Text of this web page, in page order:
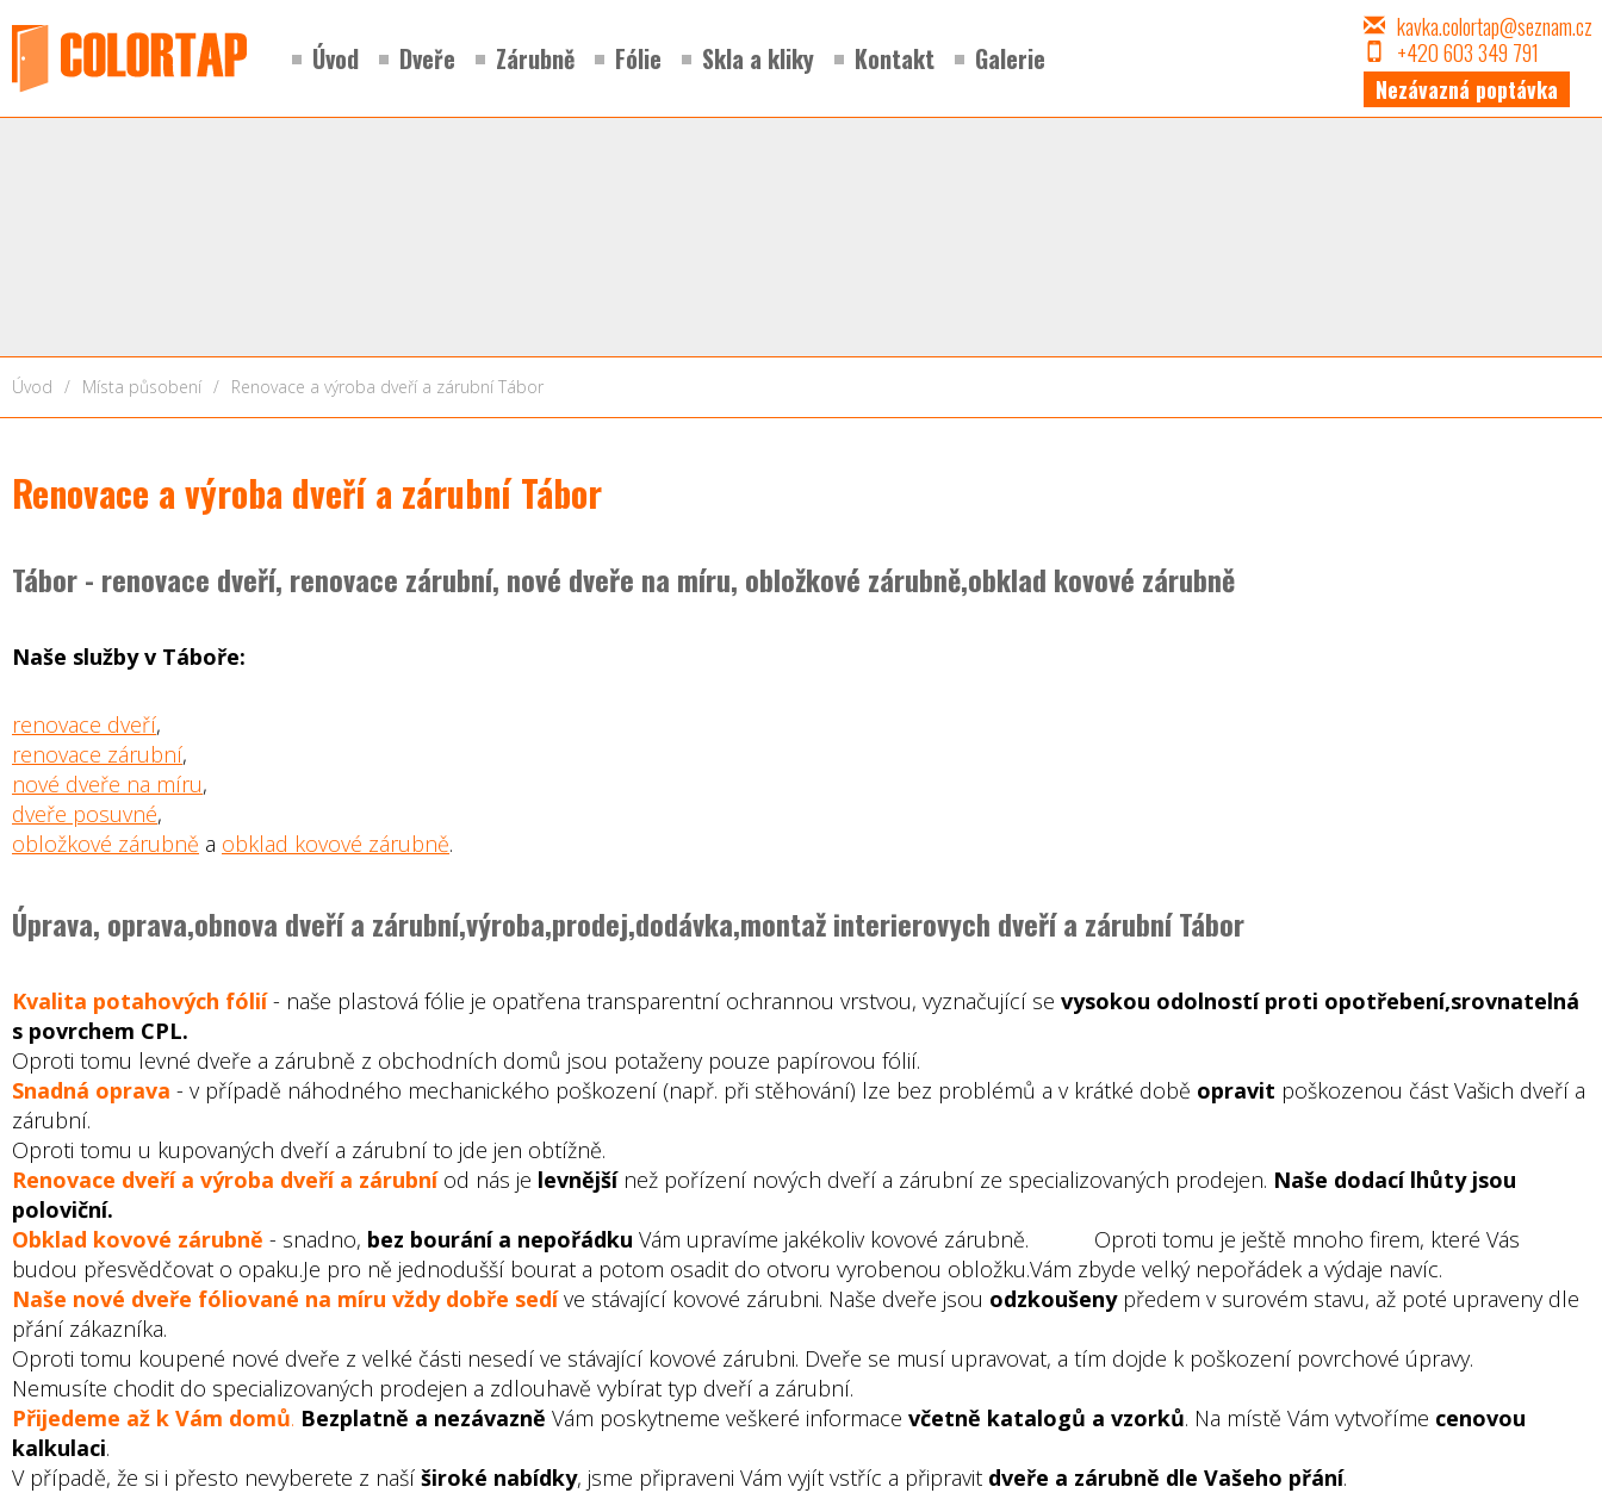
Úvod Dveře Zárubně Fólie Skla a kliky Kontakt Galerie
kavka.colortap@seznam.cz
+420 603 349 791
Nezávazná poptávka
Úvod / Místa působení / Renovace a výroba dveří a zárubní Tábor
Renovace a výroba dveří a zárubní Tábor
Tábor - renovace dveří, renovace zárubní, nové dveře na míru, obložkové zárubně,obklad kovové zárubně
Naše služby v Táboře:
renovace dveří,
renovace zárubní,
nové dveře na míru,
dveře posuvné,
obložkové zárubně a obklad kovové zárubně.
Úprava, oprava,obnova dveří a zárubní,výroba,prodej,dodávka,montaž interierovych dveří a zárubní Tábor
Kvalita potahových fólií - naše plastová fólie je opatřena transparentní ochrannou vrstvou, vyznačující se vysokou odolností proti opotřebení,srovnatelná
s povrchem CPL.
Oproti tomu levné dveře a zárubně z obchodních domů jsou potaženy pouze papírovou fólií.
Snadná oprava - v případě náhodného mechanického poškození (např. při stěhování) lze bez problémů a v krátké době opravit poškozenou část Vašich dveří a
zárubní.
Oproti tomu u kupovaných dveří a zárubní to jde jen obtížně.
Renovace dveří a výroba dveří a zárubníod nás je levnějšínež pořízení nových dveří a zárubní ze specializovaných prodejen. Naše dodací lhůty jsou
poloviční.
Obklad kovové zárubně - snadno, bez bourání a nepořádku Vám upravíme jakékoliv kovové zárubně. Oproti tomu je ještě mnoho firem, které Vás
budou přesvědčovat o opaku.Je pro ně jednodušší bourat a potom osadit do otvoru vyrobenou obložku.Vám zbyde velký nepořádek a výdaje navíc.
Naše nové dveře fóliované na míru vždy dobře sedíve stávající kovové zárubni. Naše dveře jsou odzkoušenypředem v surovém stavu, až poté upraveny dle
přání zákazníka.
Oproti tomu koupené nové dveře z velké části nesedí ve stávající kovové zárubni. Dveře se musí upravovat, a tím dojde k poškození povrchové úpravy.
Nemusíte chodit do specializovaných prodejen a zdlouhavě vybírat typ dveří a zárubní.
Přijedeme až k Vám domů. Bezplatně a nezávazně Vám poskytneme veškeré informace včetně katalogů a vzorků. Na místě Vám vytvoříme cenovou
kalkulaci.
V případě, že si i přesto nevyberete z naší široké nabídky, jsme připraveni Vám vyjít vstříc a připravit dveře a zárubně dle Vašeho přání.